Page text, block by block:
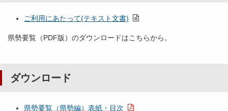
ご利用にあたって(テキスト文書)
県勢要覧（PDF版）のダウンロードはこちらから。
ダウンロード
県勢要覧（県勢編）表紙・目次